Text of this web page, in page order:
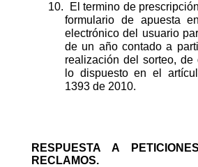
10.
El termino de
formulario de apuesta
electrónico del usuario
de un año contado a
realización del sorteo, de
lo dispuesto en el
1393 de 2010.
RESPUESTA A
RECLAMOS.